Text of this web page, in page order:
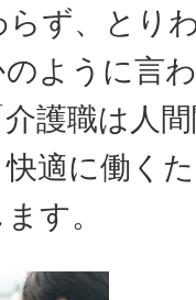
ず、とり
ように言
護職は人
適に働く
す。